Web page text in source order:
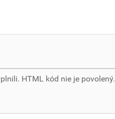
HTML kód nie je povolený.